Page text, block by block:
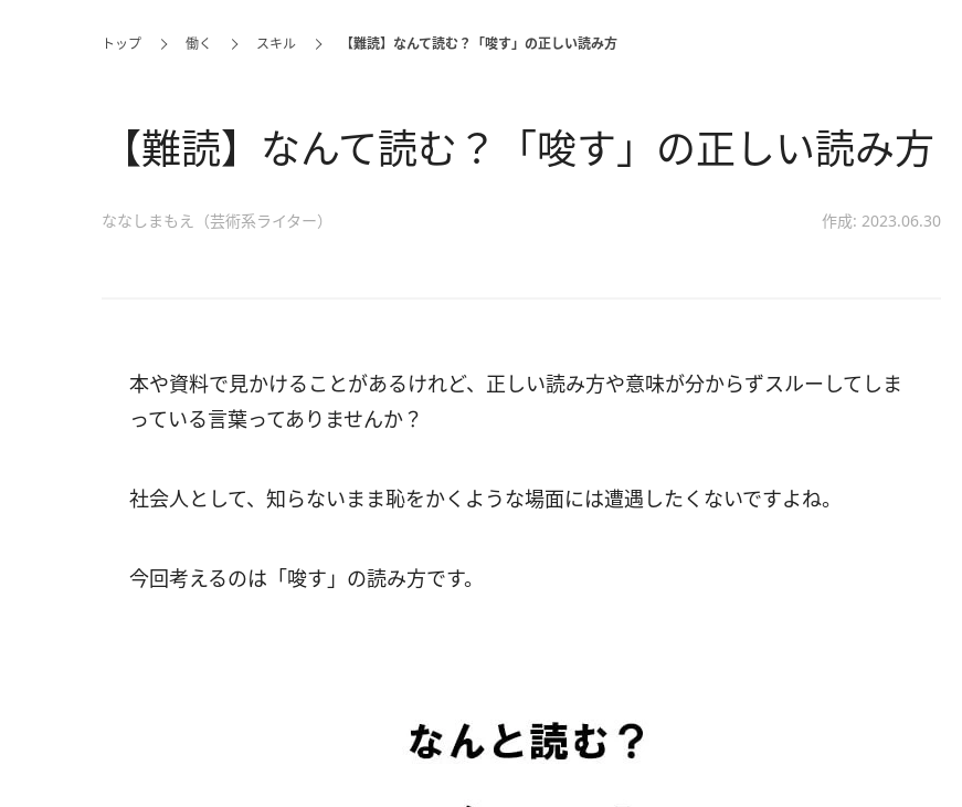
トップ 働く スキル 【難読】なんて読む？「唆す」の正しい読み方
【難読】なんて読む？「唆す」の正しい読み方
ななしまもえ（芸術系ライター） 作成: 2023.06.30
本や資料で見かけることがあるけれど、正しい読み方や意味が分からずスルーしてしま
っている言葉ってありませんか？
社会人として、知らないまま恥をかくような場面には遭遇したくないですよね。
今回考えるのは「唆す」の読み方です。